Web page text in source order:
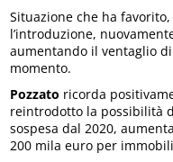
Situazione che ha
l’introduzione,
aumentando il ventaglio
momento.
Pozzato ricorda
reintrodotto la possibilità
sospesa dal 2020,
200 mila euro per